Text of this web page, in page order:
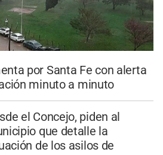
por Santa Fe con alerta
minuto a minuto
el Concejo, piden al
que detalle la
de los asilos de